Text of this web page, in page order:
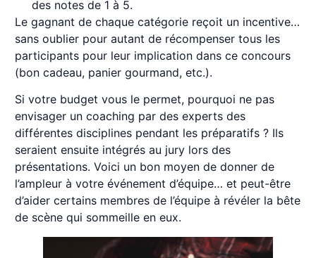
des notes de 1 à 5.
Le gagnant de chaque catégorie reçoit un incentive…
sans oublier pour autant de récompenser tous les
participants pour leur implication dans ce concours
(bon cadeau, panier gourmand, etc.).
Si votre budget vous le permet, pourquoi ne pas
envisager un coaching par des experts des
différentes disciplines pendant les préparatifs ? Ils
seraient ensuite intégrés au jury lors des
présentations. Voici un bon moyen de donner de
l’ampleur à votre événement d’équipe… et peut-être
d’aider certains membres de l’équipe à révéler la bête
de scène qui sommeille en eux.